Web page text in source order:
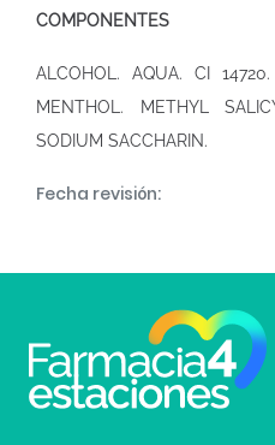
COMPONENTES
ALCOHOL. AQUA. CI
MENTHOL. METHYL
SODIUM SACCHARIN.
Fecha revisión: